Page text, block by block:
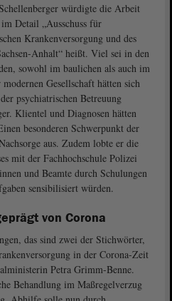
würdigte die Arbeit
im Detail „Ausschuss für
Krankenversorgung und des
Anhalt“ heißt. Viel sei in den
sowohl im baulichen als auch im
Gesellschaft hätten sich
psychiatrischen Betreuung
Klientel und Diagnosen hätten
besonderen Schwerpunkt der
aus. Zudem lobte er die
mit der Fachhochschule Polizei
und Beamte durch Schulungen
sensibilisiert würden.
von Corona
das sind zwei der Stichwörter,
in der Corona-Zeit
Petra Grimm-Benne.
Behandlung im Maßregelverzug